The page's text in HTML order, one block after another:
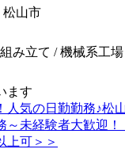
松山市
み立て / 機械系工場
ます